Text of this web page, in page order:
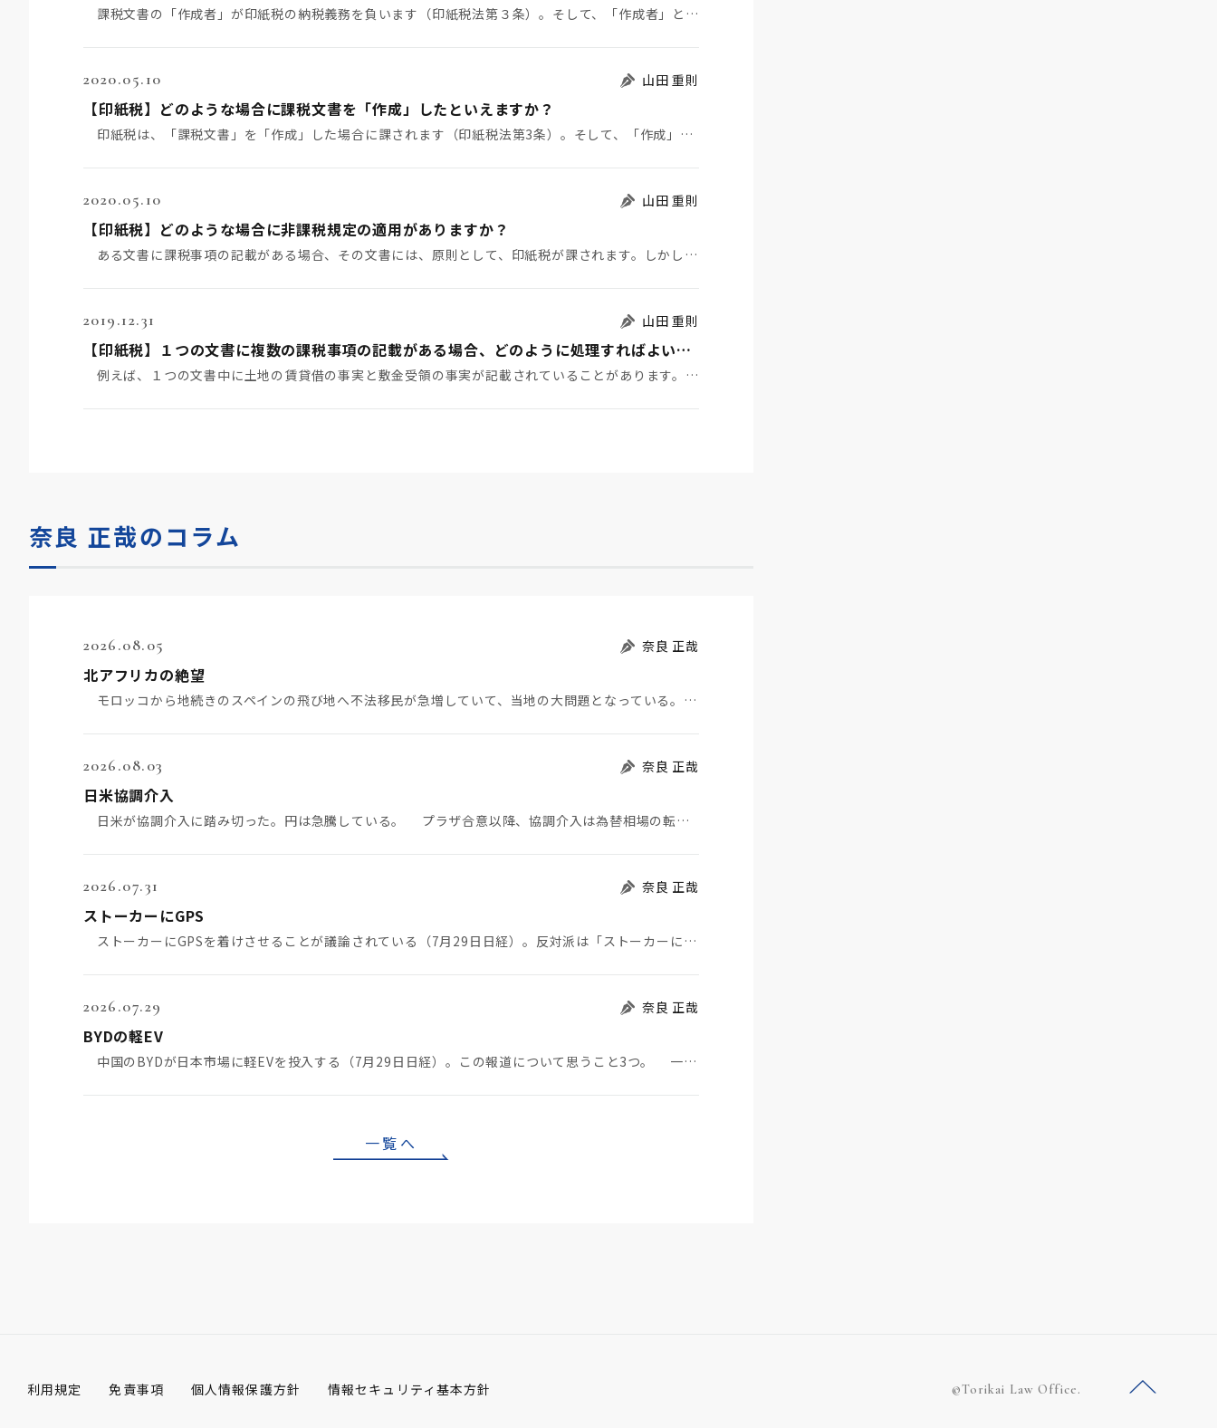
課税文書の「作成者」が印紙税の納税義務を負います（印紙税法第３条）。そして、「作成者」とは、課税文…
2020.05.10 山田 重則
【印紙税】どのような場合に課税文書を「作成」したといえますか？
印紙税は、「課税文書」を「作成」した場合に課されます（印紙税法第3条）。そして、「作成」とは、単に…
2020.05.10 山田 重則
【印紙税】どのような場合に非課税規定の適用がありますか？
ある文書に課税事項の記載がある場合、その文書には、原則として、印紙税が課されます。しかし、その文書…
2019.12.31 山田 重則
【印紙税】１つの文書に複数の課税事項の記載がある場合、どのように処理すればよいですか？
例えば、１つの文書中に土地の賃貸借の事実と敷金受領の事実が記載されていることがあります。土地の賃貸…
奈良 正哉のコラム
2026.08.05 奈良 正哉
北アフリカの絶望
モロッコから地続きのスペインの飛び地へ不法移民が急増していて、当地の大問題となっている。「海を泳い…
2026.08.03 奈良 正哉
日米協調介入
日米が協調介入に踏み切った。円は急騰している。 プラザ合意以降、協調介入は為替相場の転機になって…
2026.07.31 奈良 正哉
ストーカーにGPS
ストーカーにGPSを着けさせることが議論されている（7月29日日経）。反対派は「ストーカーにも人権…
2026.07.29 奈良 正哉
BYDの軽EV
中国のBYDが日本市場に軽EVを投入する（7月29日日経）。この報道について思うこと3つ。 一つ…
一覧へ
利用規定 免責事項 個人情報保護方針 情報セキュリティ基本方針 ©Torikai Law Office.